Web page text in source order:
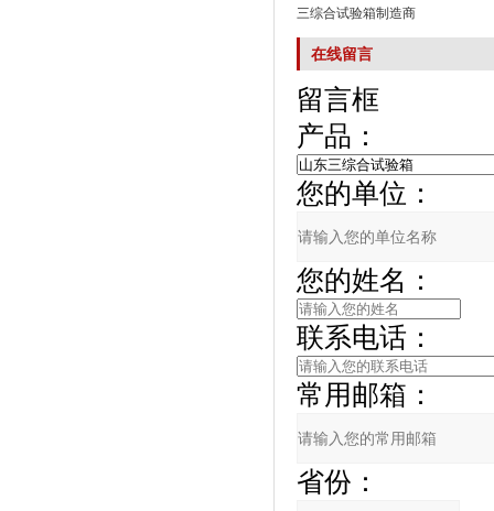
三综合试验箱制造商
在线留言
留言框
产品：
您的单位：
您的姓名：
联系电话：
常用邮箱：
省份：